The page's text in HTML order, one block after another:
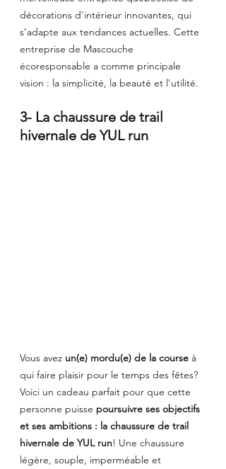
décorations d'intérieur innovantes, qui
s’adapte aux tendances actuelles. Cette
entreprise de Mascouche
écoresponsable a comme principale
vision : la simplicité, la beauté et l'utilité.​
3- La chaussure de trail
hivernale de YUL run
Vous avez un(e) mordu(e) de la course à
qui faire plaisir pour le temps des fêtes?
Voici un cadeau parfait pour que cette
personne puisse poursuivre ses objectifs
et ses ambitions : la chaussure de trail
hivernale de YUL run! Une chaussure
légère, souple, imperméable et